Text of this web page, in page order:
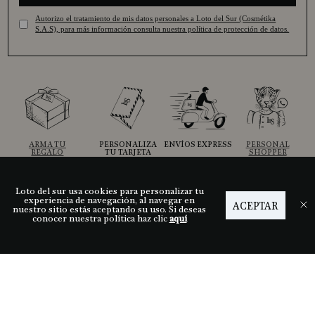
Autorizo el tratamiento de mis datos personales a Loto del Sur (Cosmétika
S.A.S), para más información consulta nuestra política de protección de datos.
ARMA TU
REGALO
PERSONALIZA
TU TARJETA
ENVÍOS EXPRESS
PERSONAL
SHOPPER
Ayuda
ACEPTAR
Loto del sur usa cookies para personalizar tu
experiencia de navegación, al navegar en
nuestro sitio estás aceptando su uso. Si deseas
conocer nuestra política haz clicaquí